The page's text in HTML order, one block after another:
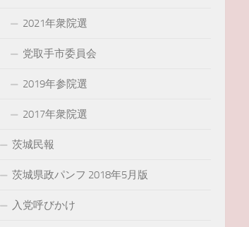
2021年衆院選
党取手市委員会
2019年参院選
2017年衆院選
茨城民報
茨城県政パンフ 2018年5月版
入党呼びかけ